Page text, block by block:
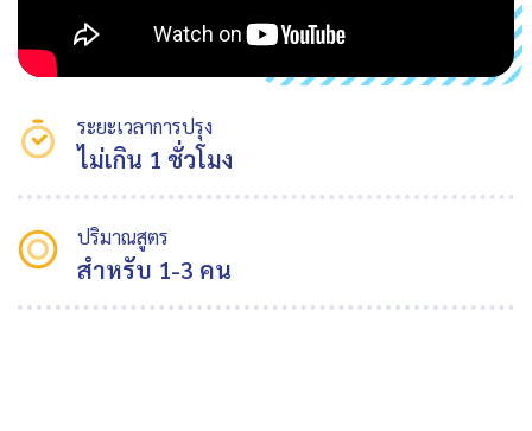
ระยะเวลาการปรุง
ไม่เกิน 1 ชั่วโมง
ปริมาณสูตร
สำหรับ 1-3 คน